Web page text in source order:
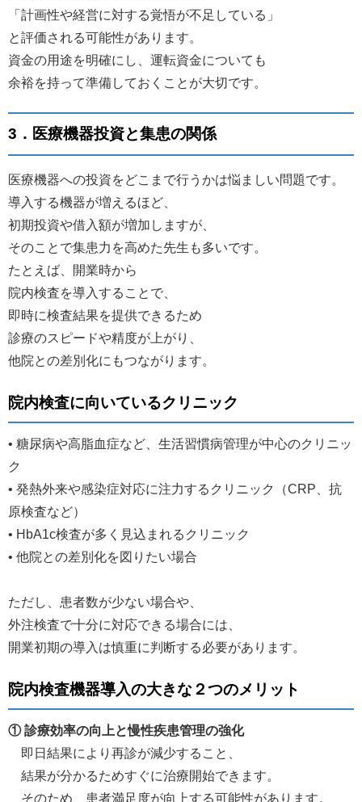
「計画性や経営に対する覚悟が不足している」
と評価される可能性があります。
資金の用途を明確にし、運転資金についても
余裕を持って準備しておくことが大切です。
3．医療機器投資と集患の関係
医療機器への投資をどこまで行うかは悩ましい問題です。
導入する機器が増えるほど、
初期投資や借入額が増加しますが、
そのことで集患力を高めた先生も多いです。
たとえば、開業時から
院内検査を導入することで、
即時に検査結果を提供できるため
診療のスピードや精度が上がり、
他院との差別化にもつながります。
院内検査に向いているクリニック
• 糖尿病や高脂血症など、生活習慣病管理が中心のクリニッ
ク
• 発熱外来や感染症対応に注力するクリニック（CRP、抗
原検査など）
• HbA1c検査が多く見込まれるクリニック
• 他院との差別化を図りたい場合
ただし、患者数が少ない場合や、
外注検査で十分に対応できる場合には、
開業初期の導入は慎重に判断する必要があります。
院内検査機器導入の大きな２つのメリット
① 診療効率の向上と慢性疾患管理の強化
即日結果により再診が減少すること、
結果が分かるためすぐに治療開始できます。
そのため、患者満足度が向上する可能性があります。